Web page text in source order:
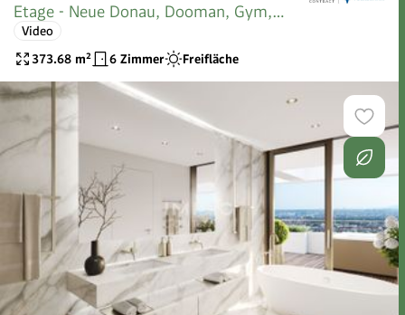
Etage - Neue Donau, Dooman, Gym,
Lounges
Video
373.68 m² 6 Zimmer Freifläche